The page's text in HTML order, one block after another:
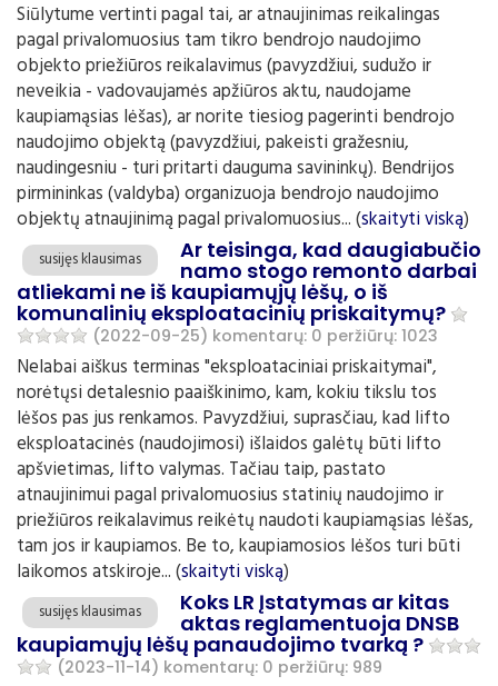
Siūlytume vertinti pagal tai, ar atnaujinimas reikalingas
pagal privalomuosius tam tikro bendrojo naudojimo
objekto priežiūros reikalavimus (pavyzdžiui, sudužo ir
neveikia - vadovaujamės apžiūros aktu, naudojame
kaupiamąsias lėšas), ar norite tiesiog pagerinti bendrojo
naudojimo objektą (pavyzdžiui, pakeisti gražesniu,
naudingesniu - turi pritarti dauguma savininkų). Bendrijos
pirmininkas (valdyba) organizuoja bendrojo naudojimo
objektų atnaujinimą pagal privalomuosius... (skaityti viską)
susijęs klausimas Ar teisinga, kad daugiabučio
namo stogo remonto darbai
atliekami ne iš kaupiamųjų lėšų, o iš
komunalinių eksploatacinių priskaitymų?
(2022-09-25) komentarų: 0 peržiūrų: 1023
Nelabai aiškus terminas "eksploataciniai priskaitymai",
norėtųsi detalesnio paaiškinimo, kam, kokiu tikslu tos
lėšos pas jus renkamos. Pavyzdžiui, suprasčiau, kad lifto
eksploatacinės (naudojimosi) išlaidos galėtų būti lifto
apšvietimas, lifto valymas. Tačiau taip, pastato
atnaujinimui pagal privalomuosius statinių naudojimo ir
priežiūros reikalavimus reikėtų naudoti kaupiamąsias lėšas,
tam jos ir kaupiamos. Be to, kaupiamosios lėšos turi būti
laikomos atskiroje... (skaityti viską)
susijęs klausimas Koks LR Įstatymas ar kitas
aktas reglamentuoja DNSB
kaupiamųjų lėšų panaudojimo tvarką ?
(2023-11-14) komentarų: 0 peržiūrų: 989